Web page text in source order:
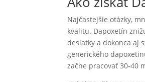
Najčastejšie otázky,
kvalitu. Dapoxetín
desiatky a dokonca aj
generického
začne pracovať 30-40